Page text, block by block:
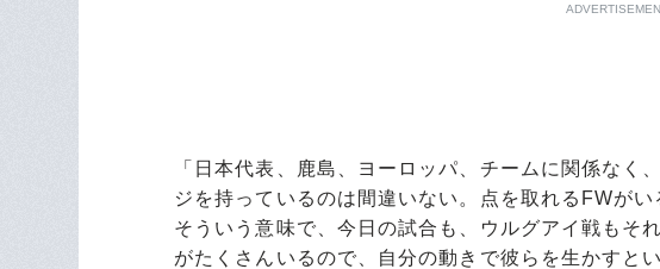
「日本代表、鹿島、ヨーロッパ、チームに関係なく
ジを持っているのは間違いない。点を取れるFWが
そういう意味で、今日の試合も、ウルグアイ戦もそ
がたくさんいるので、自分の動きで彼らを生かすと